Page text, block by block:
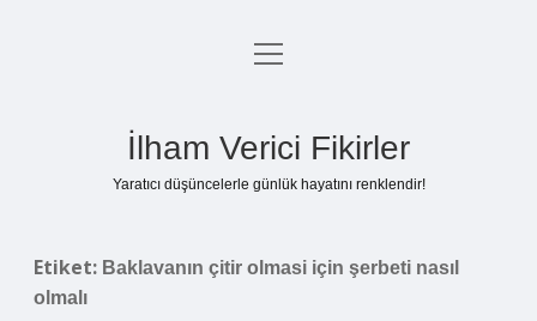
Anasayfa
menüyü
İlham Verici Fikirler
Yaratıcı düşüncelerle günlük hayatını renklendir!
Etiket: Baklavanın çitir olmasi için şerbeti nasıl
olmalı